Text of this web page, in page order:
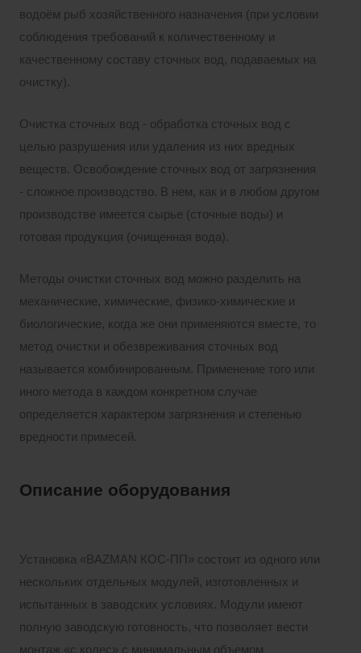
водоём рыб хозяйственного назначения (при условии
соблюдения требований к количественному и
качественному составу сточных вод, подаваемых на
очистку).
Очистка сточных вод - обработка сточных вод с
целью разрушения или удаления из них вредных
веществ. Освобождение сточных вод от загрязнения
- сложное производство. В нем, как и в любом другом
производстве имеется сырье (сточные воды) и
готовая продукция (очищенная вода).
Методы очистки сточных вод можно разделить на
механические, химические, физико-химические и
биологические, когда же они применяются вместе, то
метод очистки и обезвреживания сточных вод
называется комбинированным. Применение того или
иного метода в каждом конкретном случае
определяется характером загрязнения и степенью
вредности примесей.
Описание оборудования
Установка «BAZMAN КОС-ПП» состоит из одного или
нескольких отдельных модулей, изготовленных и
испытанных в заводских условиях. Модули имеют
полную заводскую готовность, что позволяет вести
монтаж «с колес» с минимальным объемом